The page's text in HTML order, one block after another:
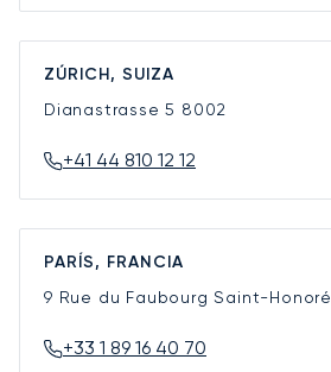
ZÚRICH, SUIZA
Dianastrasse 5 8002
+41 44 810 12 12
PARÍS, FRANCIA
9 Rue du Faubourg Saint-Honoré
+33 1 89 16 40 70